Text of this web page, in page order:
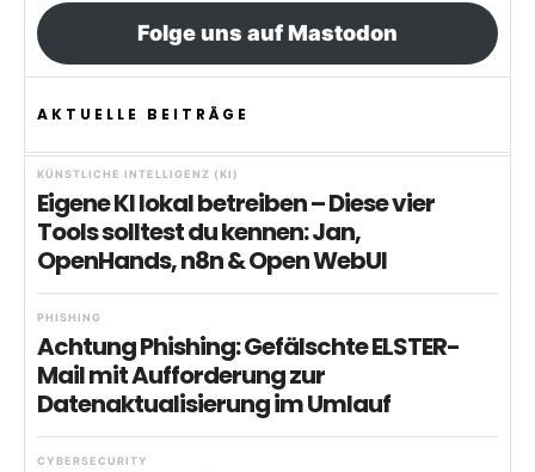
Folge uns auf Mastodon
AKTUELLE BEITRÄGE
KÜNSTLICHE INTELLIGENZ (KI)
Eigene KI lokal betreiben – Diese vier
Tools solltest du kennen: Jan,
OpenHands, n8n & Open WebUI
PHISHING
Achtung Phishing: Gefälschte ELSTER-
Mail mit Aufforderung zur
Datenaktualisierung im Umlauf
CYBERSECURITY